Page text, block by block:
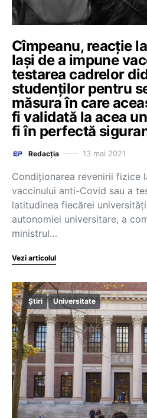
Cîmpeanu, reacție
Iași de a impune
testarea cadrelor
studenților pentru
măsura în care
fi validată la acea
fi în perfectă
Redacția 13 mai 2021
Condiționarea revenirii fizice
vaccinului anti-Covid sau a
latitudinea fiecărei
autonomiei universitare, a
ministrul…
Vezi articolul
Știri Universitate